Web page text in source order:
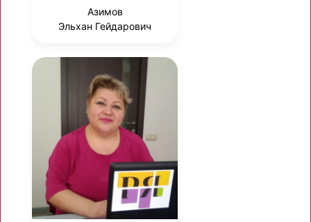
Азимов
Эльхан Гейдарович